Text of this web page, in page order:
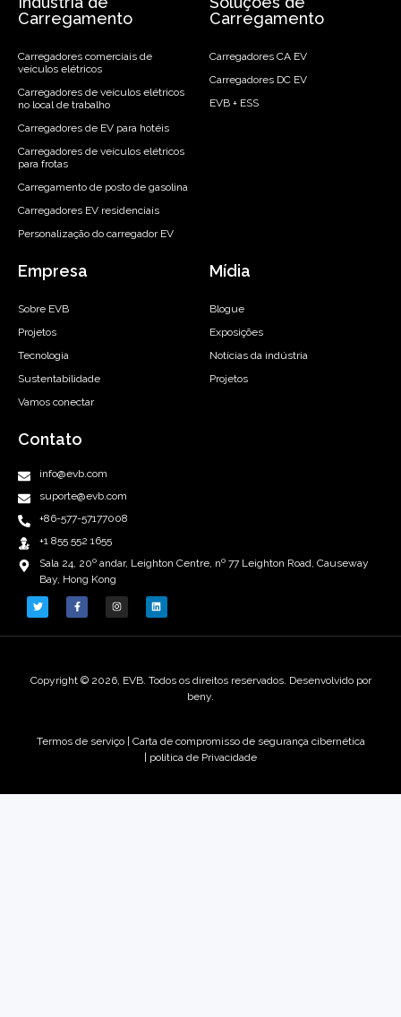
Carregamento
Carregadores comerciais de
veículos elétricos
Carregadores de veículos elétricos
no local de trabalho
Carregadores de EV para hotéis
Carregadores de veículos elétricos
para frotas
Carregamento de posto de gasolina
Carregadores EV residenciais
Personalização do carregador EV
Carregamento
Carregadores CA EV
Carregadores DC EV
EVB + ESS
Empresa
Sobre EVB
Projetos
Tecnologia
Sustentabilidade
Vamos conectar
Mídia
Blogue
Exposições
Notícias da indústria
Projetos
Contato
info@evb.com
suporte@evb.com
+86-577-57177008
+1 855 552 1655
Sala 24, 20º andar, Leighton Centre, nº 77 Leighton Road, Causeway
Bay, Hong Kong
Copyright © 2026, EVB. Todos os direitos reservados. Desenvolvido por
beny.
Termos de serviço
Carta de compromisso de segurança cibernética
política de Privacidade